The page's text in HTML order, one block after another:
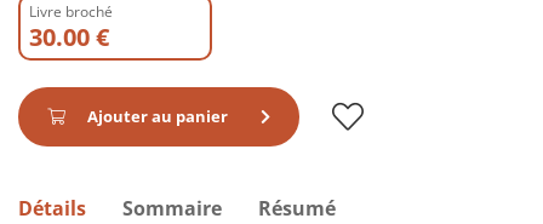
Livre broché
30.00 €
Ajouter au panier
Détails Sommaire Résumé